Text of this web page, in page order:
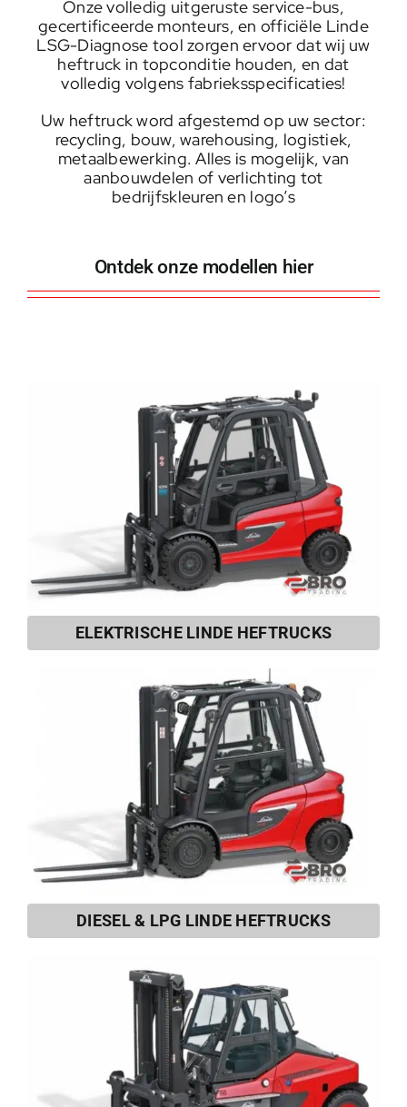
Onze volledig uitgeruste service-bus,
gecertificeerde monteurs, en officiële Linde
LSG-Diagnose tool zorgen ervoor dat wij uw
heftruck in topconditie houden, en dat
volledig volgens fabrieksspecificaties!
Uw heftruck word afgestemd op uw sector:
recycling, bouw, warehousing, logistiek,
metaalbewerking. Alles is mogelijk, van
aanbouwdelen of verlichting tot
bedrijfskleuren en logo’s
Ontdek onze modellen hier
ELEKTRISCHE LINDE HEFTRUCKS
DIESEL & LPG LINDE HEFTRUCKS